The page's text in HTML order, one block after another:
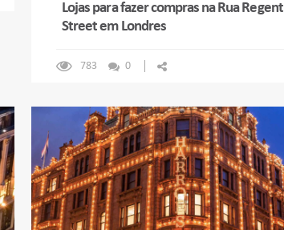
Lojas para fazer compras na Rua Regent
Street em Londres
783 0